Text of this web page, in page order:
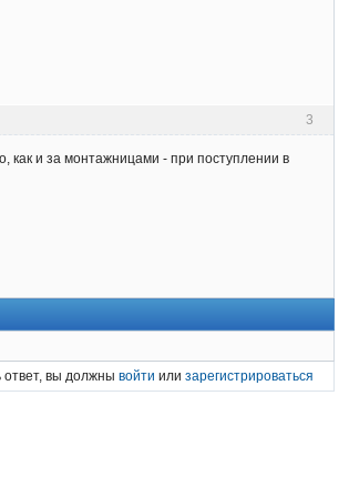
3
как и за монтажницами - при поступлении в
ответ, вы должны войти или зарегистрироваться